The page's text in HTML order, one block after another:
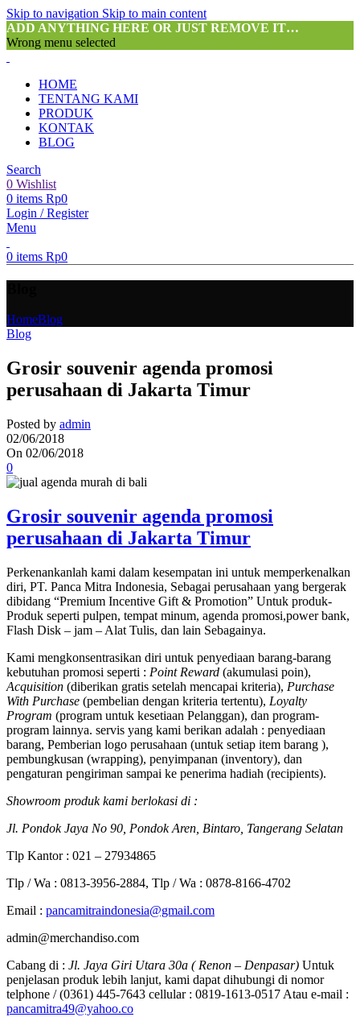
Skip to navigation Skip to main content
ADD ANYTHING HERE OR JUST REMOVE IT…
Wrong menu selected
HOME
TENTANG KAMI
PRODUK
KONTAK
BLOG
Search
0 Wishlist
0 items Rp0
Login / Register
Menu
0 items Rp0
HomeBlog
Blog
Grosir souvenir agenda promosi
perusahaan di Jakarta Timur
Posted by admin
02/06/2018
On 02/06/2018
0
Grosir souvenir agenda promosi
perusahaan di Jakarta Timur
Perkenankanlah kami dalam kesempatan ini untuk memperkenalkan
diri, PT. Panca Mitra Indonesia, Sebagai perusahaan yang bergerak
dibidang “Premium Incentive Gift & Promotion” Untuk produk-
Produk seperti pulpen, tempat minum, agenda promosi,power bank,
Flash Disk – jam – Alat Tulis, dan lain Sebagainya.
Kami mengkonsentrasikan diri untuk penyediaan barang-barang
kebutuhan promosi seperti : Point Reward (akumulasi poin),
Acquisition (diberikan gratis setelah mencapai kriteria), Purchase
With Purchase (pembelian dengan kriteria tertentu), Loyalty
Program (program untuk kesetiaan Pelanggan), dan program-
program lainnya. servis yang kami berikan adalah : penyediaan
barang, Pemberian logo perusahaan (untuk setiap item barang ),
pembungkusan (wrapping), penyimpanan (inventory), dan
pengaturan pengiriman sampai ke penerima hadiah (recipients).
Showroom produk kami berlokasi di :
Jl. Pondok Jaya No 90, Pondok Aren, Bintaro, Tangerang Selatan
Tlp Kantor : 021 – 27934865
Tlp / Wa : 0813-3956-2884, Tlp / Wa : 0878-8166-4702
Email : pancamitraindonesia@gmail.com
admin@merchandiso.com
Cabang di : Jl. Jaya Giri Utara 30a ( Renon – Denpasar) Untuk
penjelasan produk lebih lanjut, kami dapat dihubungi di nomor
telphone / (0361) 445-7643 cellular : 0819-1613-0517 Atau e-mail :
pancamitra49@yahoo.co